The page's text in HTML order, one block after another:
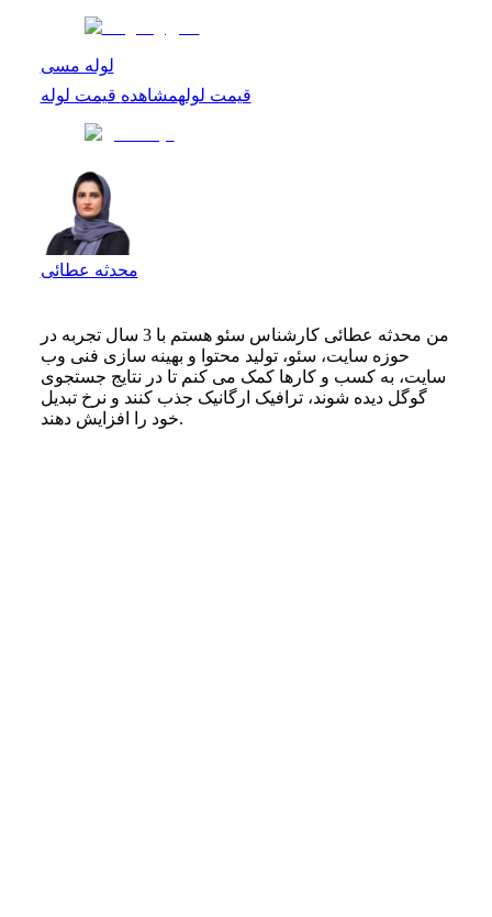
لوله مسی
قیمت لولهمشاهده قیمت لوله
محدثه عطائی
من محدثه عطائی کارشناس سئو هستم با 3 سال تجربه در
حوزه سایت، سئو، تولید محتوا و بهینه سازی فنی وب
سایت، به کسب و کارها کمک می کنم تا در نتایج جستجوی
گوگل دیده شوند، ترافیک ارگانیک جذب کنند و نرخ تبدیل
خود را افزایش دهند.